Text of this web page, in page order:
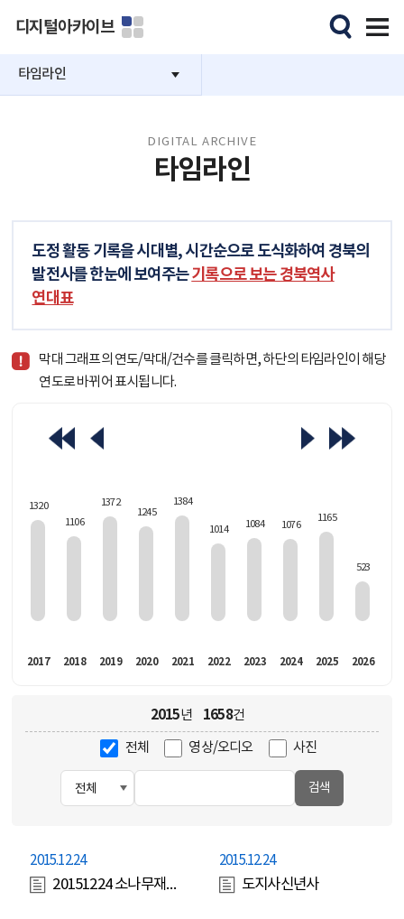
디지털아카이브
타임라인
DIGITAL ARCHIVE
타임라인
도정 활동 기록을 시대별, 시간순으로 도식화하여 경북의
발전사를 한눈에 보여주는기록으로 보는 경북역사
연대표
막대 그래프의 연도/막대/건수를 클릭하면, 하단의 타임라인이 해당
연도로 바뀌어 표시됩니다.
1320
2017
1106
2018
1372
2019
1245
2020
1384
2021
1014
2022
1084
2023
1076
2024
1165
2025
523
2026
2015년 1658건
전체 영상/오디오 사진
검색
2015.12.24
20151224 소나무재선충병방재 긴급시군영상회의
2015.12.24
도지사신년사